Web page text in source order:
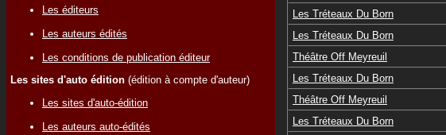
Les éditeurs
Les auteurs édités
Les conditions de publication éditeur
Les sites d'auto édition (édition à compte d'auteur)
Les sites d'auto-édition
Les auteurs auto-édités
Les Tréteaux Du Born
Les Tréteaux Du Born
Théâtre Off Meyreuil
Les Tréteaux Du Born
Théâtre Off Meyreuil
Les Tréteaux Du Born